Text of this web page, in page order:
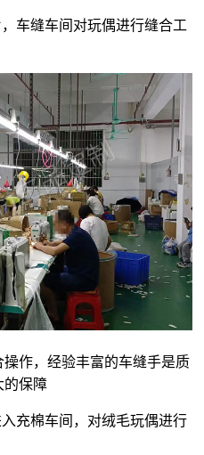
车缝车间对玩偶进行缝合工
作，经验丰富的车缝手是质
的保障
充棉车间，对绒毛玩偶进行